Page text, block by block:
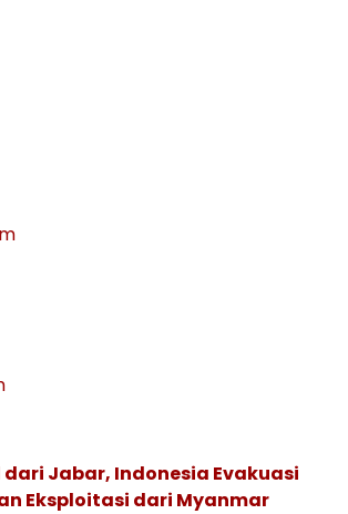
Jabar, Indonesia Evakuasi
Eksploitasi dari Myanmar